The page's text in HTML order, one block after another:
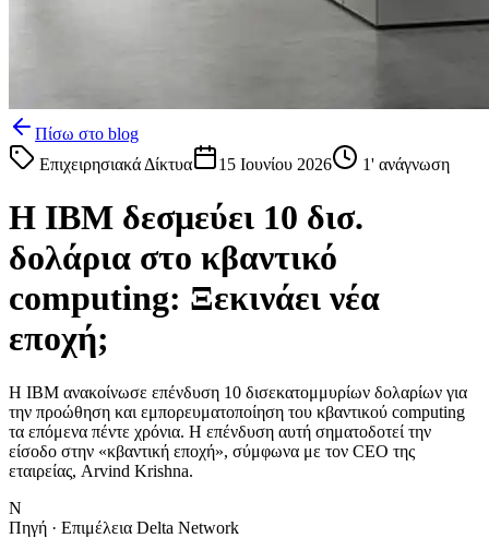
Πίσω στο blog
Επιχειρησιακά Δίκτυα
15 Ιουνίου 2026 1' ανάγνωση
Η IBM δεσμεύει 10 δισ.
δολάρια στο κβαντικό
computing: Ξεκινάει νέα
εποχή;
Η IBM ανακοίνωσε επένδυση 10 δισεκατομμυρίων δολαρίων για
την προώθηση και εμπορευματοποίηση του κβαντικού computing
τα επόμενα πέντε χρόνια. Η επένδυση αυτή σηματοδοτεί την
είσοδο στην «κβαντική εποχή», σύμφωνα με τον CEO της
εταιρείας, Arvind Krishna.
N
Πηγή · Επιμέλεια Delta Network